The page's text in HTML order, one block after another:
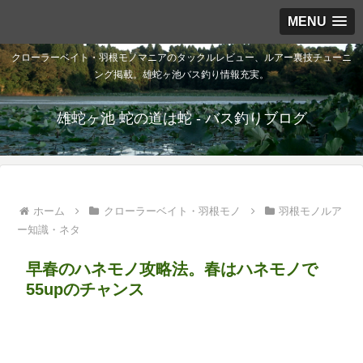
MENU
クローラーベイト・羽根モノマニアのタックルレビュー、ルアー裏技チューニ
ング掲載。雄蛇ヶ池バス釣り情報充実。
雄蛇ヶ池 蛇の道は蛇 - バス釣りブログ
ホーム クローラーベイト・羽根モノ
羽根モノルア
ー知識・ネタ
早春のハネモノ攻略法。春はハネモノで
55upのチャンス